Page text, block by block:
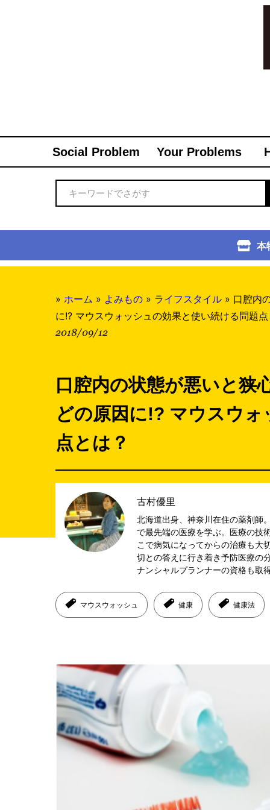
Social Problem Your Problems
本
» ホーム » よみもの » ライフスタイル » 口腔内
に!? マウスウォッシュの効果と使い続ける問題
2018/09/12
口腔内の状態が悪いと狭
どの原因に!? マウスウ
点とは？
古村優里
北海道出身、神奈川在住の薬剤師
で最先端の医療を学ぶ。医療の技
こで病気になってからの治療も大
切との答えに行き着き予防医療の
ナンシャルプランナーの資格も取
マウスウォッシュ 健康 健康法